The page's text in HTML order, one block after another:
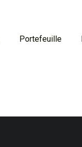
Portefeuille